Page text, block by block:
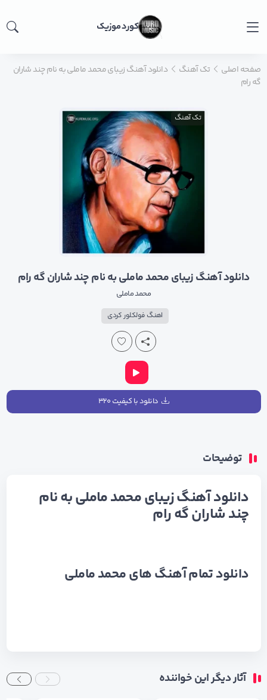
کورد موزیک
صفحه اصلی تک آهنگ
دانلود آهنگ زیبای محمد ماملی به نام چند شاران
گه رام
تک آهنگ
دانلود آهنگ زیبای محمد ماملی به نام چند شاران گه رام
محمد ماملی
اهنگ فولکلور کردی
دانلود با کیفیت ۳۲۰
توضیحات
دانلود آهنگ زیبای محمد ماملی به نام
چند شاران گه رام
دانلود تمام آهنگ هایمحمد ماملی
آثار دیگر این خواننده